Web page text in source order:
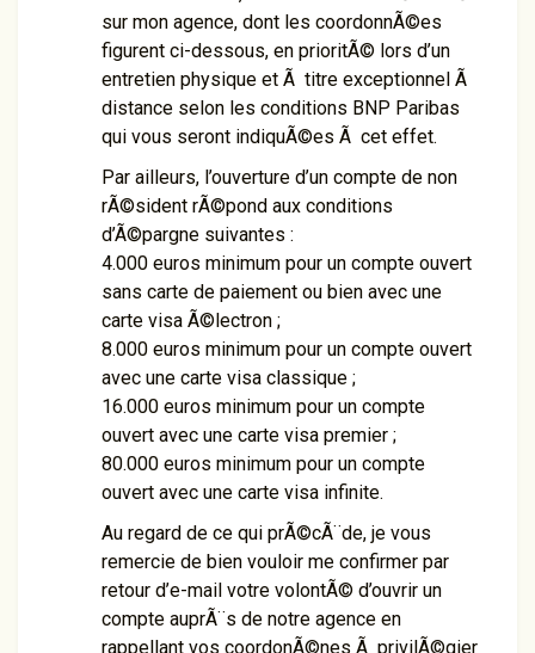
sur mon agence, dont les coordonnÃ©es
figurent ci-dessous, en prioritÃ© lors d’un
entretien physique et Ã titre exceptionnel Ã
distance selon les conditions BNP Paribas
qui vous seront indiquÃ©es Ã cet effet.
Par ailleurs, l’ouverture d’un compte de non
rÃ©sident rÃ©pond aux conditions
d’Ã©pargne suivantes :
4.000 euros minimum pour un compte ouvert
sans carte de paiement ou bien avec une
carte visa Ã©lectron ;
8.000 euros minimum pour un compte ouvert
avec une carte visa classique ;
16.000 euros minimum pour un compte
ouvert avec une carte visa premier ;
80.000 euros minimum pour un compte
ouvert avec une carte visa infinite.
Au regard de ce qui prÃ©cÃ¨de, je vous
remercie de bien vouloir me confirmer par
retour d’e-mail votre volontÃ© d’ouvrir un
compte auprÃ¨s de notre agence en
rappellant vos coordonÃ©nes Ã privilÃ©gier